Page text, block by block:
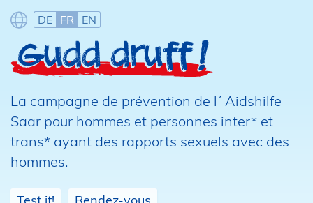
DE FR EN
La campagne de prévention de l´ Aidshilfe
Saar pour hommes et personnes inter* et
trans* ayant des rapports sexuels avec des
hommes.